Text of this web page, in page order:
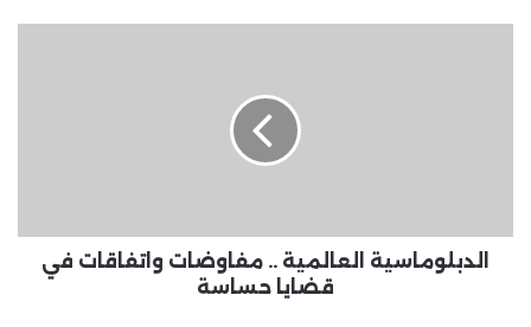
الدبلوماسية العالمية .. مفاوضات واتفاقات في
قضايا حساسة